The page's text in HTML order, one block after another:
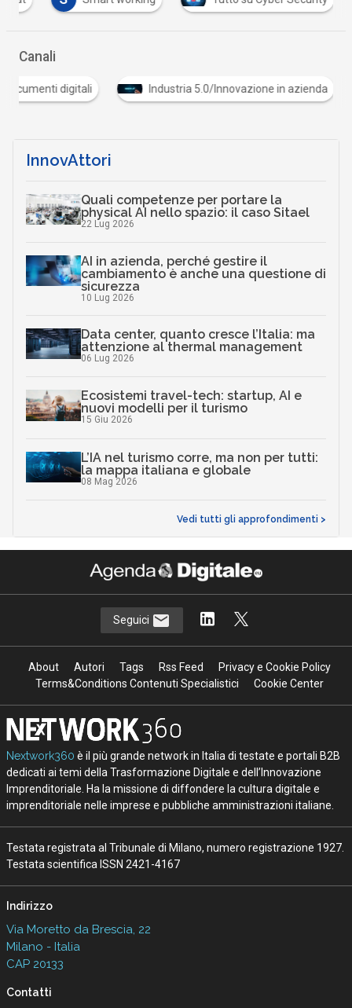
Canali
digitali Industria 5.0/Innovazione in azienda
InnovAttori
Quali competenze per portare la
physical AI nello spazio: il caso Sitael
22 Lug 2026
AI in azienda, perché gestire il
cambiamento è anche una questione di
sicurezza
10 Lug 2026
Data center, quanto cresce l’Italia: ma
attenzione al thermal management
06 Lug 2026
Ecosistemi travel-tech: startup, AI e
nuovi modelli per il turismo
15 Giu 2026
L’IA nel turismo corre, ma non per tutti:
la mappa italiana e globale
08 Mag 2026
Vedi tutti gli approfondimenti >
Seguici
About Autori Tags Rss Feed
Privacy e Cookie Policy
Terms&Conditions Contenuti Specialistici
Cookie Center
Nextwork360 è il più grande network in Italia di testate e portali B2B
dedicati ai temi della Trasformazione Digitale e dell’Innovazione
Imprenditoriale. Ha la missione di diffondere la cultura digitale e
imprenditoriale nelle imprese e pubbliche amministrazioni italiane.
Testata registrata al Tribunale di Milano, numero registrazione 1927.
Testata scientifica ISSN 2421-4167
Indirizzo
Via Moretto da Brescia, 22
Milano - Italia
CAP 20133
Contatti